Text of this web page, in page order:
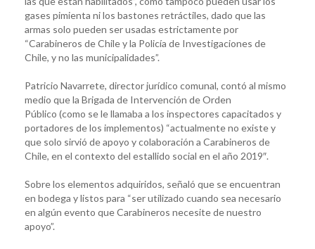
gases pimienta ni los bastones retráctiles, dado que las
armas solo pueden ser usadas estrictamente por
“Carabineros de Chile y la Policía de Investigaciones de
Chile, y no las municipalidades”.
Patricio Navarrete, director jurídico comunal, contó al mismo
medio que la Brigada de Intervención de Orden
Público (como se le llamaba a los inspectores capacitados y
portadores de los implementos) “actualmente no existe y
que solo sirvió de apoyo y colaboración a Carabineros de
Chile, en el contexto del estallido social en el año 2019″.
Sobre los elementos adquiridos, señaló que se encuentran
en bodega y listos para “ser utilizado cuando sea necesario
en algún evento que Carabineros necesite de nuestro
apoyo”.